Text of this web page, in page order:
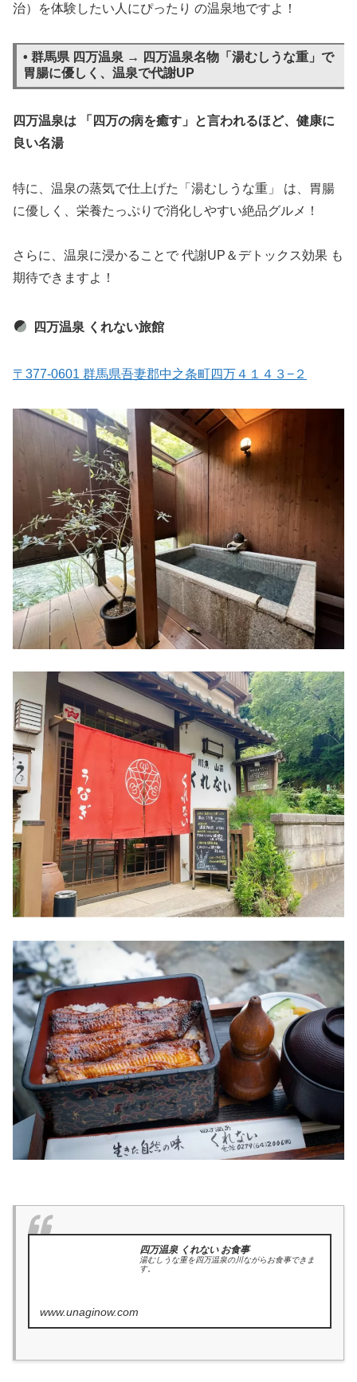
治）を体験したい人にぴったり の温泉地ですよ！
• 群馬県 四万温泉 → 四万温泉名物「湯むしうな重」で
胃腸に優しく、温泉で代謝UP
四万温泉は 「四万の病を癒す」と言われるほど、健康に
良い名湯
特に、温泉の蒸気で仕上げた「湯むしうな重」 は、胃腸
に優しく、栄養たっぷりで消化しやすい絶品グルメ！
さらに、温泉に浸かることで 代謝UP＆デトックス効果 も
期待できますよ！
四万温泉 くれない旅館
〒377-0601 群馬県吾妻郡中之条町四万４１４３−２
四万温泉 くれない お食事
湯むしうな重を四万温泉の川ながらお食事できま
す。
www.unaginow.com